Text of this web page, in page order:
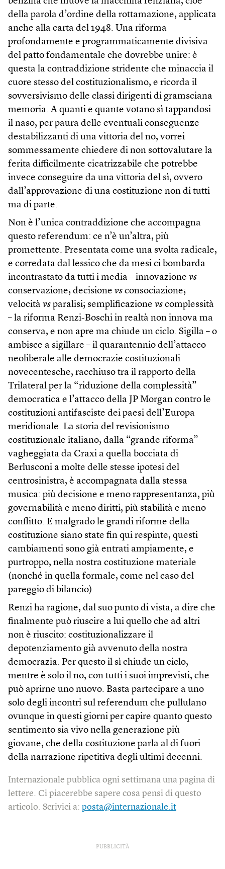
della parola d’ordine della rottamazione, applicata
anche alla carta del 1948. Una riforma
profondamente e programmaticamente divisiva
del patto fondamentale che dovrebbe unire: è
questa la contraddizione stridente che minaccia il
cuore stesso del costituzionalismo, e ricorda il
sovversivismo delle classi dirigenti di gramsciana
memoria. A quanti e quante votano sì tappandosi
il naso, per paura delle eventuali conseguenze
destabilizzanti di una vittoria del no, vorrei
sommessamente chiedere di non sottovalutare la
ferita difficilmente cicatrizzabile che potrebbe
invece conseguire da una vittoria del sì, ovvero
dall’approvazione di una costituzione non di tutti
ma di parte.
Non è l’unica contraddizione che accompagna
questo referendum: ce n’è un’altra, più
promettente. Presentata come una svolta radicale,
e corredata dal lessico che da mesi ci bombarda
incontrastato da tutti i media – innovazione vs
conservazione; decisione vs consociazione;
velocità vs paralisi; semplificazione vs complessità
– la riforma Renzi-Boschi in realtà non innova ma
conserva, e non apre ma chiude un ciclo. Sigilla – o
ambisce a sigillare – il quarantennio dell’attacco
neoliberale alle democrazie costituzionali
novecentesche, racchiuso tra il rapporto della
Trilateral per la “riduzione della complessità”
democratica e l’attacco della JP Morgan contro le
costituzioni antifasciste dei paesi dell’Europa
meridionale. La storia del revisionismo
costituzionale italiano, dalla “grande riforma”
vagheggiata da Craxi a quella bocciata di
Berlusconi a molte delle stesse ipotesi del
centrosinistra, è accompagnata dalla stessa
musica: più decisione e meno rappresentanza, più
governabilità e meno diritti, più stabilità e meno
conflitto. E malgrado le grandi riforme della
costituzione siano state fin qui respinte, questi
cambiamenti sono già entrati ampiamente, e
purtroppo, nella nostra costituzione materiale
(nonché in quella formale, come nel caso del
pareggio di bilancio).
Renzi ha ragione, dal suo punto di vista, a dire che
finalmente può riuscire a lui quello che ad altri
non è riuscito: costituzionalizzare il
depotenziamento già avvenuto della nostra
democrazia. Per questo il sì chiude un ciclo,
mentre è solo il no, con tutti i suoi imprevisti, che
può aprirne uno nuovo. Basta partecipare a uno
solo degli incontri sul referendum che pullulano
ovunque in questi giorni per capire quanto questo
sentimento sia vivo nella generazione più
giovane, che della costituzione parla al di fuori
della narrazione ripetitiva degli ultimi decenni.
Internazionale pubblica ogni settimana una pagina di
lettere. Ci piacerebbe sapere cosa pensi di questo
articolo. Scrivici a: posta@internazionale.it
PUBBLICITÀ